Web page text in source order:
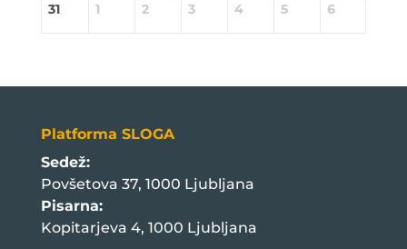
31 1 2 3 4 5 6
Platforma SLOGA
Sedež:
Povšetova 37, 1000 Ljubljana
Pisarna:
Kopitarjeva 4, 1000 Ljubljana